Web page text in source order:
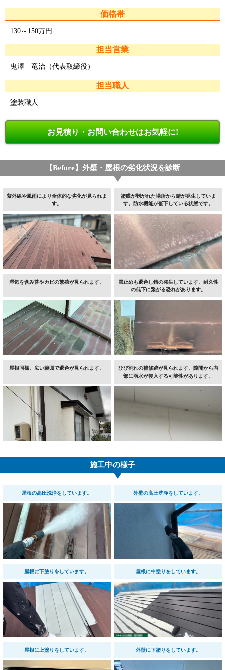
価格帯
130～150万円
担当営業
鬼澤 竜治（代表取締役）
担当職人
塗装職人
お見積り・お問い合わせはお気軽に!
【Before】外壁・屋根の劣化状況を診断
紫外線や風雨により全体的な劣化が見られま
す。
塗膜が剥がれた場所から錆が発生していま
す。防水機能が低下している状態です。
湿気を含み苔やカビの繁殖が見られます。
雪止めも退色し錆の発生しています。耐久性
の低下に繋がる恐れがあります。
屋根同様、広い範囲で退色が見られます。
ひび割れの補修跡が見られます。隙間から内
部に雨水が侵入する可能性があります。
施工中の様子
屋根の高圧洗浄をしています。 外壁の高圧洗浄をしています。
屋根に下塗りをしています。 屋根に中塗りをしています。
屋根に上塗りをしています。 外壁に下塗りをしています。